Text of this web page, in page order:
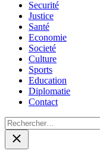
Securité
Justice
Santé
Economie
Societé
Culture
Sports
Education
Diplomatie
Contact
Rechercher :
Close
search